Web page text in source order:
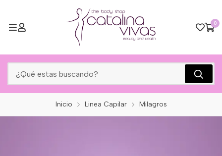
0
Inicio Linea Capilar Milagros